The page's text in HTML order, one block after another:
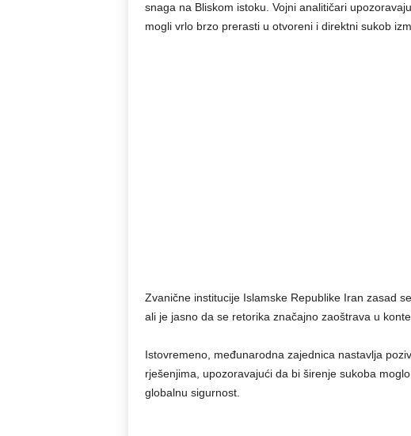
snaga na Bliskom istoku. Vojni analitičari
mogli vrlo brzo prerasti u otvoreni i direktni sukob
Zvanične institucije Islamske Republike Iran zasad
ali je jasno da se retorika značajno zaoštrava u
Istovremeno, međunarodna zajednica nastavlja
rješenjima, upozoravajući da bi širenje sukoba
globalnu sigurnost.